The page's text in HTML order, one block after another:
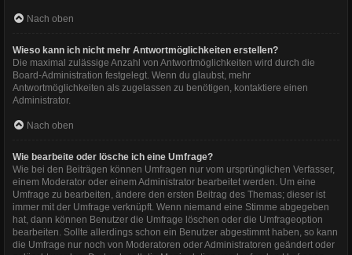
Nach oben
Wieso kann ich nicht mehr Antwortmöglichkeiten erstellen?
Die maximal zulässige Anzahl von Antwortmöglichkeiten wird durch die
Board-Administration festgelegt. Wenn du glaubst, mehr
Antwortmöglichkeiten als zugelassen zu benötigen, kontaktiere einen
Administrator.
Nach oben
Wie bearbeite oder lösche ich eine Umfrage?
Wie bei den Beiträgen können Umfragen nur vom ursprünglichen Verfasser,
einem Moderator oder einem Administrator bearbeitet werden. Um eine
Umfrage zu bearbeiten, ändere den ersten Beitrag des Themas; dieser ist
immer mit der Umfrage verknüpft. Wenn niemand eine Stimme abgegeben
hat, dann können Benutzer die Umfrage löschen oder die Umfrageoption
bearbeiten. Sollte allerdings schon ein Benutzer abgestimmt haben, so kann
die Umfrage nur noch von Moderatoren oder Administratoren geändert oder